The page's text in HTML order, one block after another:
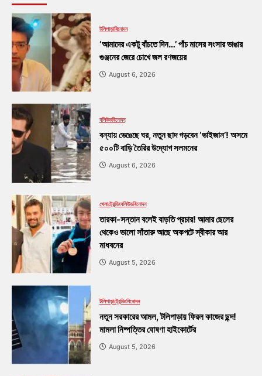
টলিপাড়াবিনোদন
‘আমাদের একটু বাঁচতে দিন…’ পাঁচ মাসের সংসার ভাঙার
গুঞ্জনের জেরে চোখে জল রণজয়ের
August 6, 2026
বলিউডবিনোদন
বন্যায় ভেঙেছে ঘর, নতুন ছাদ গড়বেন ‘ভাইজান’! অসমে
৫০০টি বাড়ি তৈরির উদ্যোগ সলমনের
August 6, 2026
খেলাট্রেন্ডিংবলিউডবিনোদন
তারকা-সন্তান বলেই বাড়তি প্রচার! আমার ছেলের
থেকেও ভালো সাঁতারু আছে অকপটে স্বীকার আর
মাধবনের
August 5, 2026
টলিপাড়াট্রেন্ডিংবিনোদন
নতুন সরকারের আমল, টলিপাড়ায় ফিরল কাজের ছন্দ!
মামলা নিষ্পত্তির ঘোষণা হাইকোর্টের
August 5, 2026